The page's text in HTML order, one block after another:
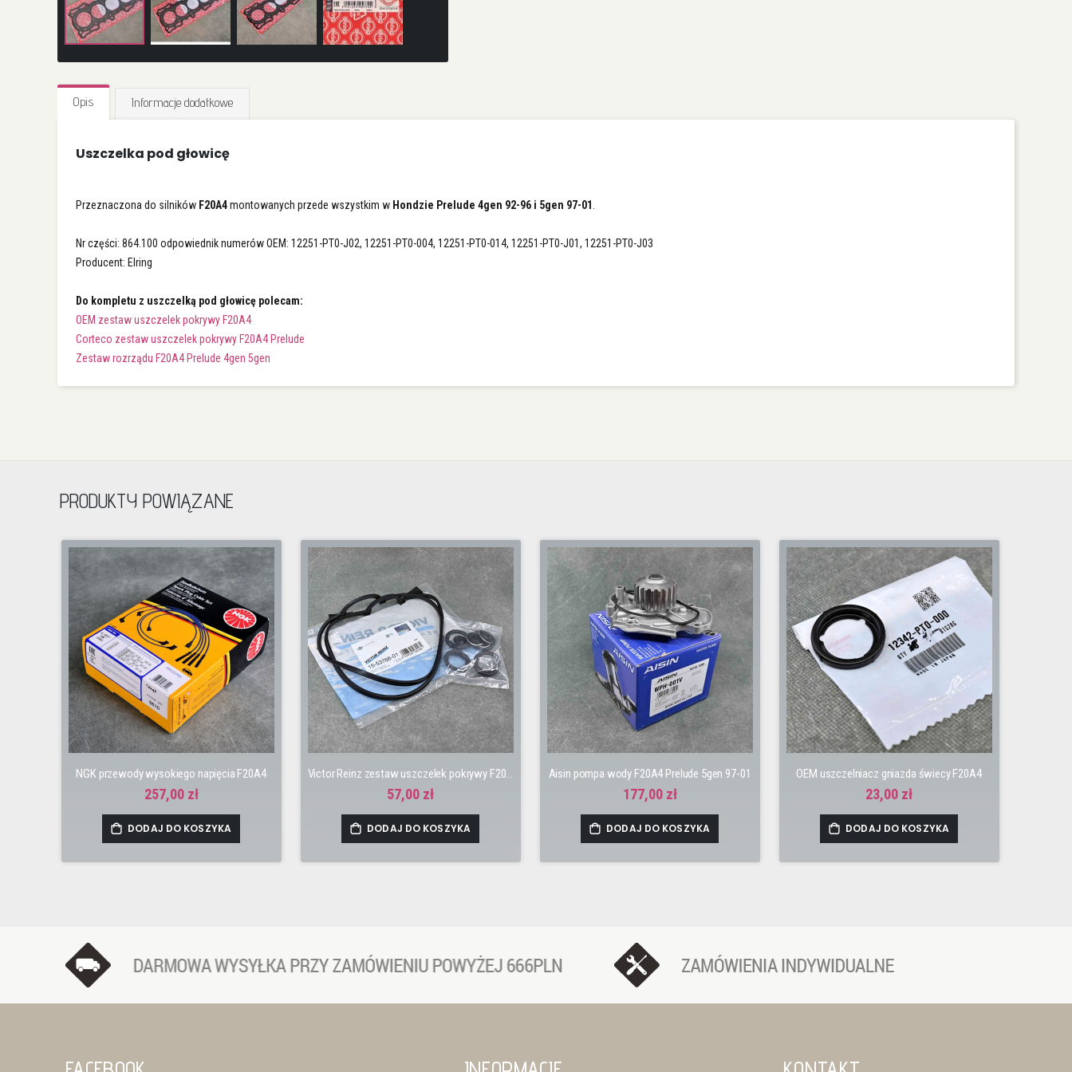
na
początek
Opis
Uszczelka pod głowicę
Przeznaczona do silników F20A4montowanych przede wszystkim w Hondzie Prelude 4gen 92-96 i 5gen 97-01
Nr części: 864.100 odpowiednik numerów OEM: 12251-PT0-J02, 12251-PT0-004, 12251-PT0-014, 12251-PT0-J01, 12251-PT0-J03
Producent: Elring
Do kompletu z uszczelką pod głowicę polecam:
OEM zestaw uszczelek pokrywy F20A4
Corteco zestaw uszczelek pokrywy F20A4 Prelude
Zestaw rozrządu F20A4 Prelude 4gen 5gen
Informacje dodatkowe
PRODUKTY POWIĄZANE
NGK przewody wysokiego napięcia F20A4
257,00 zł
DODAJ DO KOSZYKA
Victor Reinz zestaw uszczelek pokrywy F20A4 Prelude
57,00 zł
DODAJ DO KOSZYKA
Aisin pompa wody F20A4 Prelude 5gen 97-01
177,00 zł
DODAJ DO KOSZYKA
OEM uszczelniacz gniazda świecy F20A4
23,00 zł
DODAJ DO KOSZYKA